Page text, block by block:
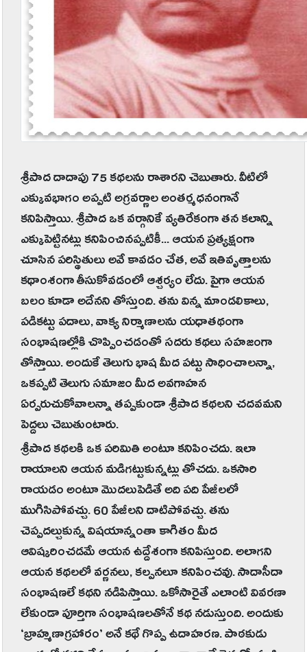
శ్రీపాద దాదాపు 75 కథలను రాశారని చెబుతారు. వీటిలో
ఎక్కువభాగం అప్పటి అగ్రవర్ణాల అంతర్మధనంగానే
కనిపిస్తాయి. శ్రీపాద ఒక వర్గానికే వ్యతిరేకంగా తన కలాన్ని
ఎక్కుపెట్టినట్లు కనిపించినప్పటికీ... ఆయన ప్రత్యక్షంగా
చూసిన పరిస్థితులు అవే కావడం చేత, అవే ఇతివృత్తాలను
కథాంశంగా తీసుకోవడంలో ఆశ్చర్యం లేదు. పైగా ఆయన
బలం కూడా అదేనని తోస్తుంది. తను విన్న మాండలికాలు,
పడికట్టు పదాలు, వాక్య నిర్మాణాలను యధాతథంగా
సంభాషణల్లోకి చొప్పించడంతో సదరు కథలు సహజంగా
తోస్తాయి. అందుకే తెలుగు భాష మీద పట్టు సాధించాలన్నా,
ఒకప్పటి తెలుగు సమాజం మీద అవగాహన
ఏర్పరుచుకోవాలన్నా తప్పకుండా శ్రీపాద కథలని చదవమని
పెద్దలు చెబుతుంటారు.
శ్రీపాద కథలకి ఒక పరిమితి అంటూ కనిపించదు. ఇలా
రాయాలని ఆయన మడిగట్టుకున్నట్లు తోచదు. ఒకసారి
రాయడం అంటూ మొదలుపెడితే అది పది పేజీలలో
ముగిసిపోవచ్చు. 60 పేజీలని దాటిపోవచ్చు. తను
చెప్పదల్చుకున్న విషయాన్నంతా కాగితం మీద
ఆవిష్కరించడమే ఆయన ఉద్దేశంగా కనిపిస్తుంది. అలాగని
ఆయన కథలలో వర్ణనలు, కల్పనలూ కనిపించవు. సాదాసీదా
సంభాషణలే కథని నడిపిస్తాయి. ఒకోసారైతే ఎలాంటి వివరణా
లేకుండా పూర్తిగా సంభాషణలతోనే కథ నడుస్తుంది. అందుకు
‘బ్రాహ్మణాగ్రహారం’ అనే కథే గొప్ప ఉదాహరణ. పాఠకుడు